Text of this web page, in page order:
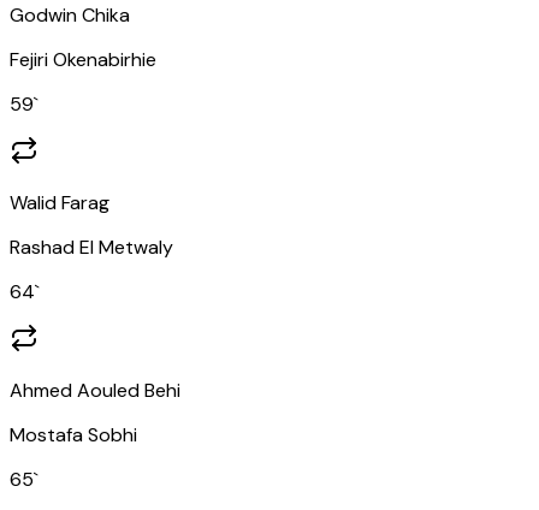
Godwin Chika
Fejiri Okenabirhie
59`
Walid Farag
Rashad El Metwaly
64`
Ahmed Aouled Behi
Mostafa Sobhi
65`